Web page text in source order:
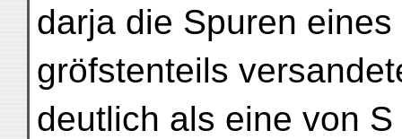
darja die Spuren
gröfstenteils
deutlich als eine von